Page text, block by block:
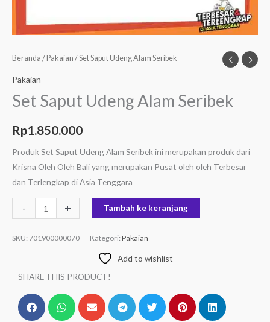
Beranda / Pakaian / Set Saput Udeng Alam Seribek
Pakaian
Set Saput Udeng Alam Seribek
Rp1.850.000
Produk Set Saput Udeng Alam Seribek ini merupakan produk dari
Krisna Oleh Oleh Bali yang merupakan Pusat oleh oleh Terbesar
dan Terlengkap di Asia Tenggara
- + Tambah ke keranjang
SKU: 701900000070 Kategori: Pakaian
Add to wishlist
SHARE THIS PRODUCT!